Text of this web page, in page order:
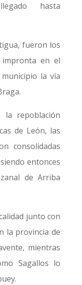
hasta
fueron los
en el
la vía
la repoblación
de León, las
consolidadas
entonces
de Arriba
junto con
la provincia de
mientras
Sagallos lo